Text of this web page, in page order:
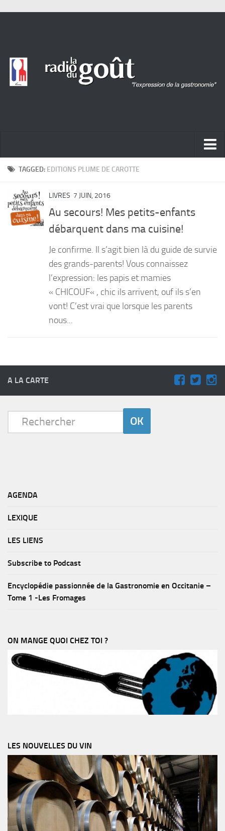
ACTUALITÉ
PORTRAITS
LIVRES
Desserts
TAGGED: EDITIONS PLUME DE CAROTTE
LIVRES 7 JUIN, 2016
Au secours! Mes petits-enfants
débarquent dans ma cuisine!
Je confirme. Il s’agit bien là du guide de survie
des grands-parents! Vous connaissez
l’expression: les papis et mamies
« CHICOUF« , chic ils arrivent, ouf ils s’en
vont! C’est vrai que lorsque les parents
nous...
A LA CARTE
AGENDA
LEXIQUE
LES LIENS
Subscribe to Podcast
Encyclopédie passionnée de la Gastronomie en Occitanie –
Tome 1 -Les Fromages
ON MANGE QUOI CHEZ TOI ?
LES NOUVELLES DU VIN